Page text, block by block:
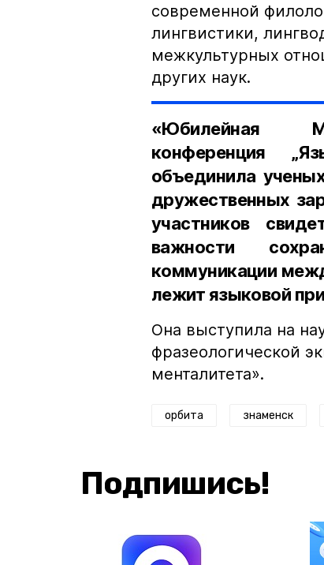
современной
лингвистики,
межкультурных
других наук.
«Юбилейная
конференция
объединила
дружественных
участников
важности
коммуникации
лежит языковой
Она выступила на
фразеологической
менталитета».
орбита знаменск
Подпишись!